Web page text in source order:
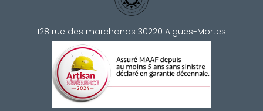
128 rue des marchands 30220 Aigues-Mortes